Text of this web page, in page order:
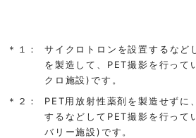
＊１：
サイクロトロンを設置するなど
を製造して、PET撮影を行って
クロ施設)です。
＊２：
PET用放射性薬剤を製造せずに
するなどしてPET撮影を行って
バリー施設)です。